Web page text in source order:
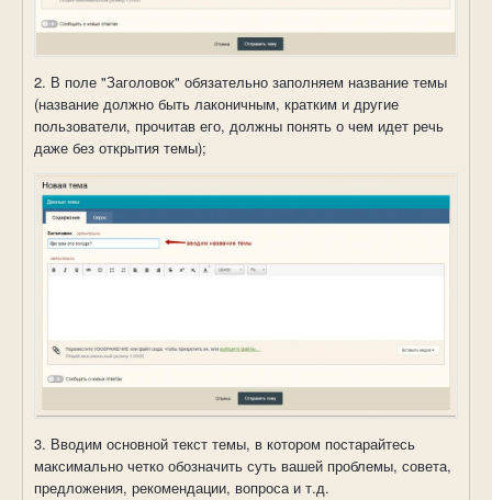
2. В поле "Заголовок" обязательно заполняем название темы
(название должно быть лаконичным, кратким и другие
пользователи, прочитав его, должны понять о чем идет речь
даже без открытия темы);
3. Вводим основной текст темы, в котором постарайтесь
максимально четко обозначить суть вашей проблемы, совета,
предложения, рекомендации, вопроса и т.д.